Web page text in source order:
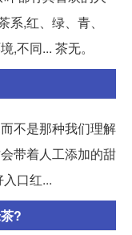
,红、绿、青、
,不同... 茶无。
不是那种我们理解
带着人工添加的甜
口红...
?